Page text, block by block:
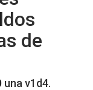
de
v1d4.